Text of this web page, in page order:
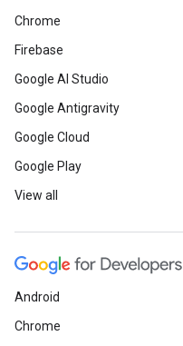
Chrome
Firebase
Google AI Studio
Google Antigravity
Google Cloud
Google Play
View all
Android
Chrome